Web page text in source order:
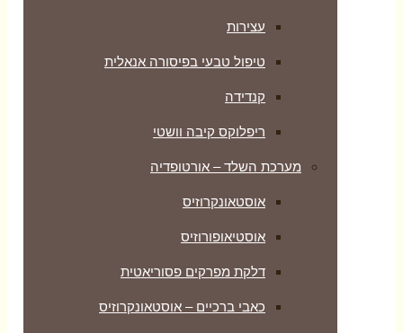
עצירות
טיפול טבעי בפיסורה אנאלית
קנדידה
ריפלוקס קיבה וושטי
מערכת השלד – אורטופדיה
אוסטאונקרוזיס
אוסטיאופורוזיס
דלקת מפרקים פסוריאטית
כאבי ברכיים – אוסטאונקרוזיס